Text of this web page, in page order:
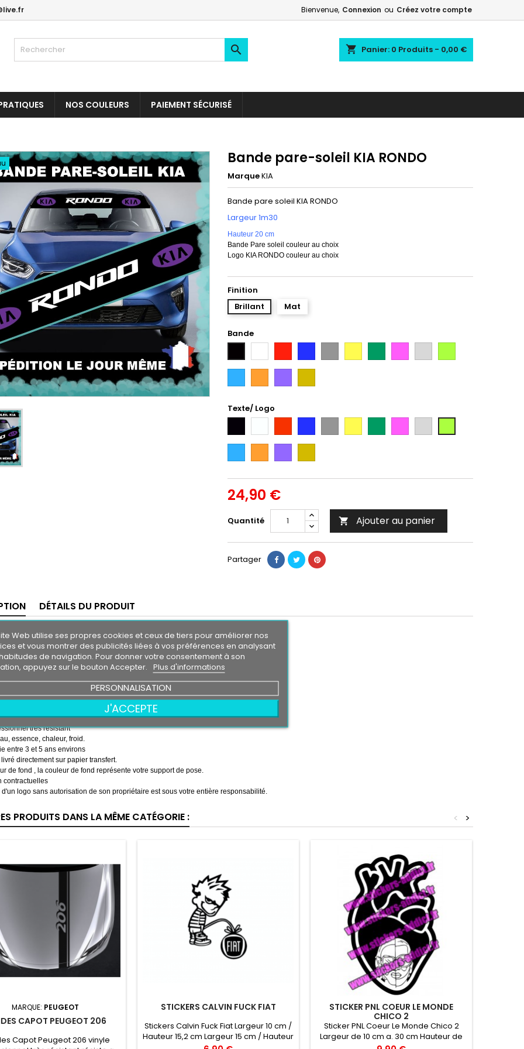
Bienvenue, Connexion ou Créez votre compte
shopping_cart Panier: 0 Produits - 0,00 €

NOS COULEURS PAIEMENT SÉCURISÉ
Bande pare-soleil KIA RONDO
MarqueKIA
Bande pare soleil KIA RONDO
Largeur 1m30
Hauteur 20 cm
Bande Pare soleil couleur au choix
Logo KIA RONDO couleur au choix
Finition
Brillant
Mat
Bande
ArgentCitron
Intense
Texte/ Logo
ArgentCitron
Intense
24,90 €
Quantité  Ajouter au panier
Partager
DÉTAILS DU PRODUIT
soleil KIA RONDO
cm
soleil couleur au choix
( pose de la bande, puis pose du logo sur la bande )
très résistant
essence, chaleur, froid.
entre 3 et 5 ans environs
livré directement sur papier transfert.
de fond , la couleur de fond représente votre support de pose.
contractuelles
d'un logo sans autorisation de son propriétaire est sous votre entière responsabilité.
PRODUITS DANS LA MÊME CATÉGORIE : >
<
MARQUE: PEUGEOT
CAPOT PEUGEOT 206
Capot Peugeot 206 vinyle
STICKERS CALVIN FUCK FIAT
Stickers Calvin Fuck Fiat Largeur 10 cm /
Hauteur 15,2 cm Largeur 15 cm / Hauteur
STICKER PNL COEUR LE MONDE
CHICO 2
Sticker PNL Coeur Le Monde Chico 2
Largeur de 10 cm a. 30 cm Hauteur de
Web utilise ses propres cookies et ceux de tiers pour améliorer nos
et vous montrer des publicités liées à vos préférences en analysant
de navigation. Pour donner votre consentement à son
appuyez sur le bouton Accepter. Plus d'informations
PERSONNALISATION
J'ACCEPTE